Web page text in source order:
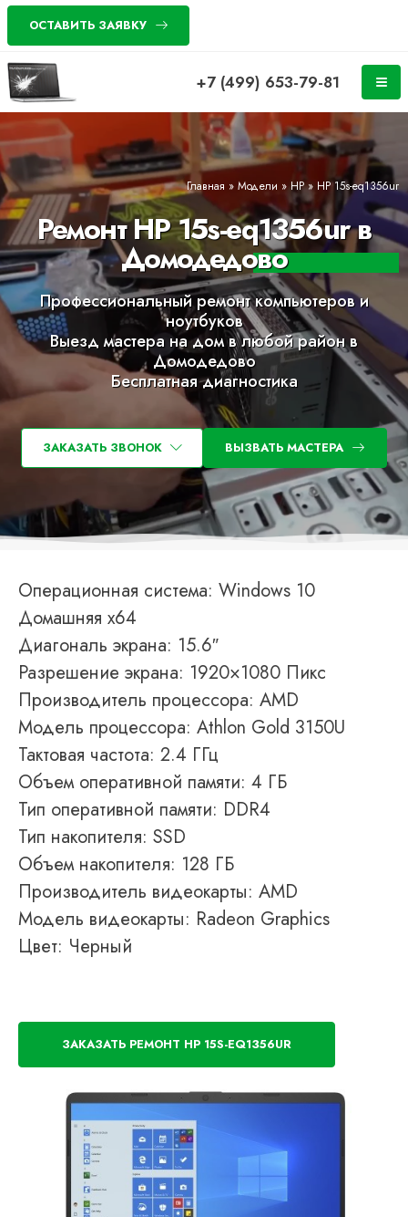
ОСТАВИТЬ ЗАЯВКУ
+7 (499) 653-79-81
Главная » Модели »HP» HP 15s-eq1356ur
Ремонт HP 15s-eq1356ur в
Домодедово
Профессиональный ремонт компьютеров и
ноутбуков
Выезд мастера на дом в любой район в
Домодедово
Бесплатная диагностика
ЗАКАЗАТЬ ЗВОНОК ВЫЗВАТЬ МАСТЕРА
Операционная система: Windows 10
Домашняя x64
Диагональ экрана: 15.6″
Разрешение экрана: 1920×1080 Пикс
Производитель процессора: AMD
Модель процессора: Athlon Gold 3150U
Тактовая частота: 2.4 ГГц
Объем оперативной памяти: 4 ГБ
Тип оперативной памяти: DDR4
Тип накопителя: SSD
Объем накопителя: 128 ГБ
Производитель видеокарты: AMD
Модель видеокарты: Radeon Graphics
Цвет: Черный
ЗАКАЗАТЬ РЕМОНТ HP 15S-EQ1356UR